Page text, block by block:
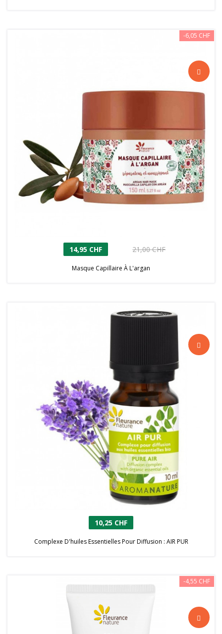
-6,05 CHF
14,95 CHF 21,00 CHF
Masque Capillaire À L'argan
10,25 CHF
Complexe D'huiles Essentielles Pour Diffusion : AIR PUR
-4,55 CHF